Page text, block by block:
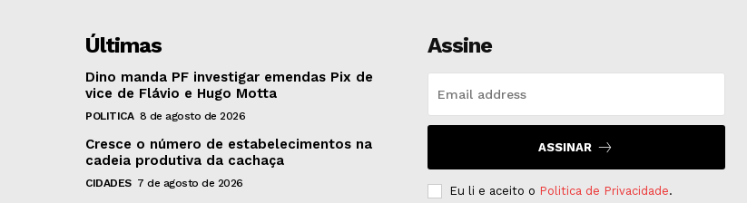
Últimas
Dino manda PF investigar emendas Pix de
vice de Flávio e Hugo Motta
POLITICA 8 de agosto de 2026
Cresce o número de estabelecimentos na
cadeia produtiva da cachaça
CIDADES 7 de agosto de 2026
Assine
ASSINAR
Eu li e aceito o Politica de Privacidade.